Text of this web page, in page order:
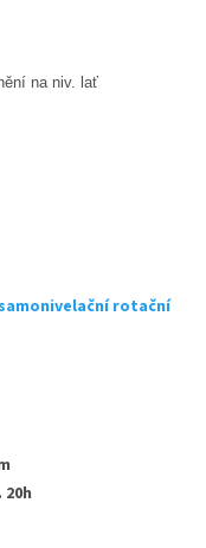
na niv. lať
rotační